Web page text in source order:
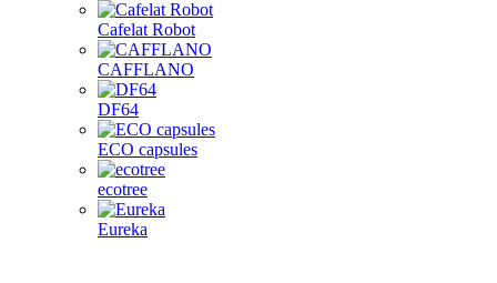
Cafelat Robot
CAFFLANO
DF64
ECO capsules
ecotree
Eureka